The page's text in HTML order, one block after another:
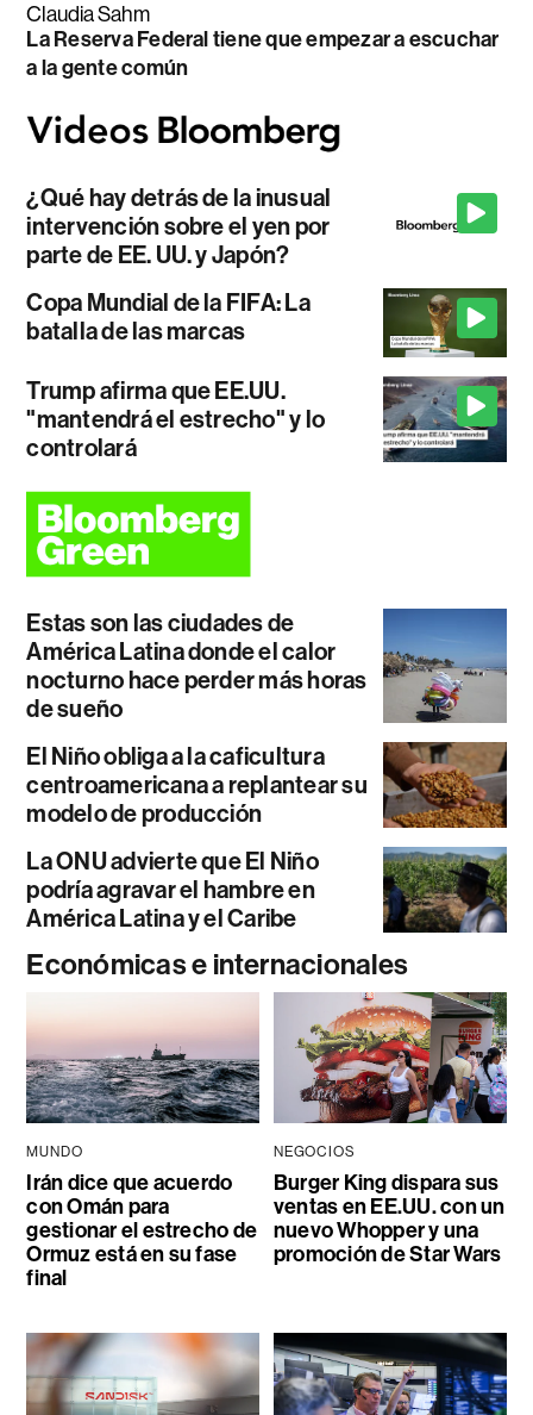
Claudia Sahm
La Reserva Federal tiene que empezar a escuchar
a la gente común
¿Qué hay detrás de la inusual
intervención sobre el yen por
parte de EE. UU. y Japón?
Copa Mundial de la FIFA: La
batalla de las marcas
Trump afirma que EE.UU.
"mantendrá el estrecho" y lo
controlará
Estas son las ciudades de
América Latina donde el calor
nocturno hace perder más horas
de sueño
El Niño obliga a la caficultura
centroamericana a replantear su
modelo de producción
La ONU advierte que El Niño
podría agravar el hambre en
América Latina y el Caribe
Económicas e internacionales
MUNDO
Irán dice que acuerdo
con Omán para
gestionar el estrecho de
Ormuz está en su fase
final
NEGOCIOS
Burger King dispara sus
ventas en EE.UU. con un
nuevo Whopper y una
promoción de Star Wars